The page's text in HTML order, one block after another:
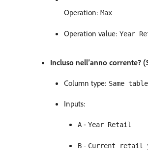
Operation: Max
Operation value: Year
Incluso nell’anno corrente?
Column type: Same
Inputs:
A - Year Retail
B - Current retail